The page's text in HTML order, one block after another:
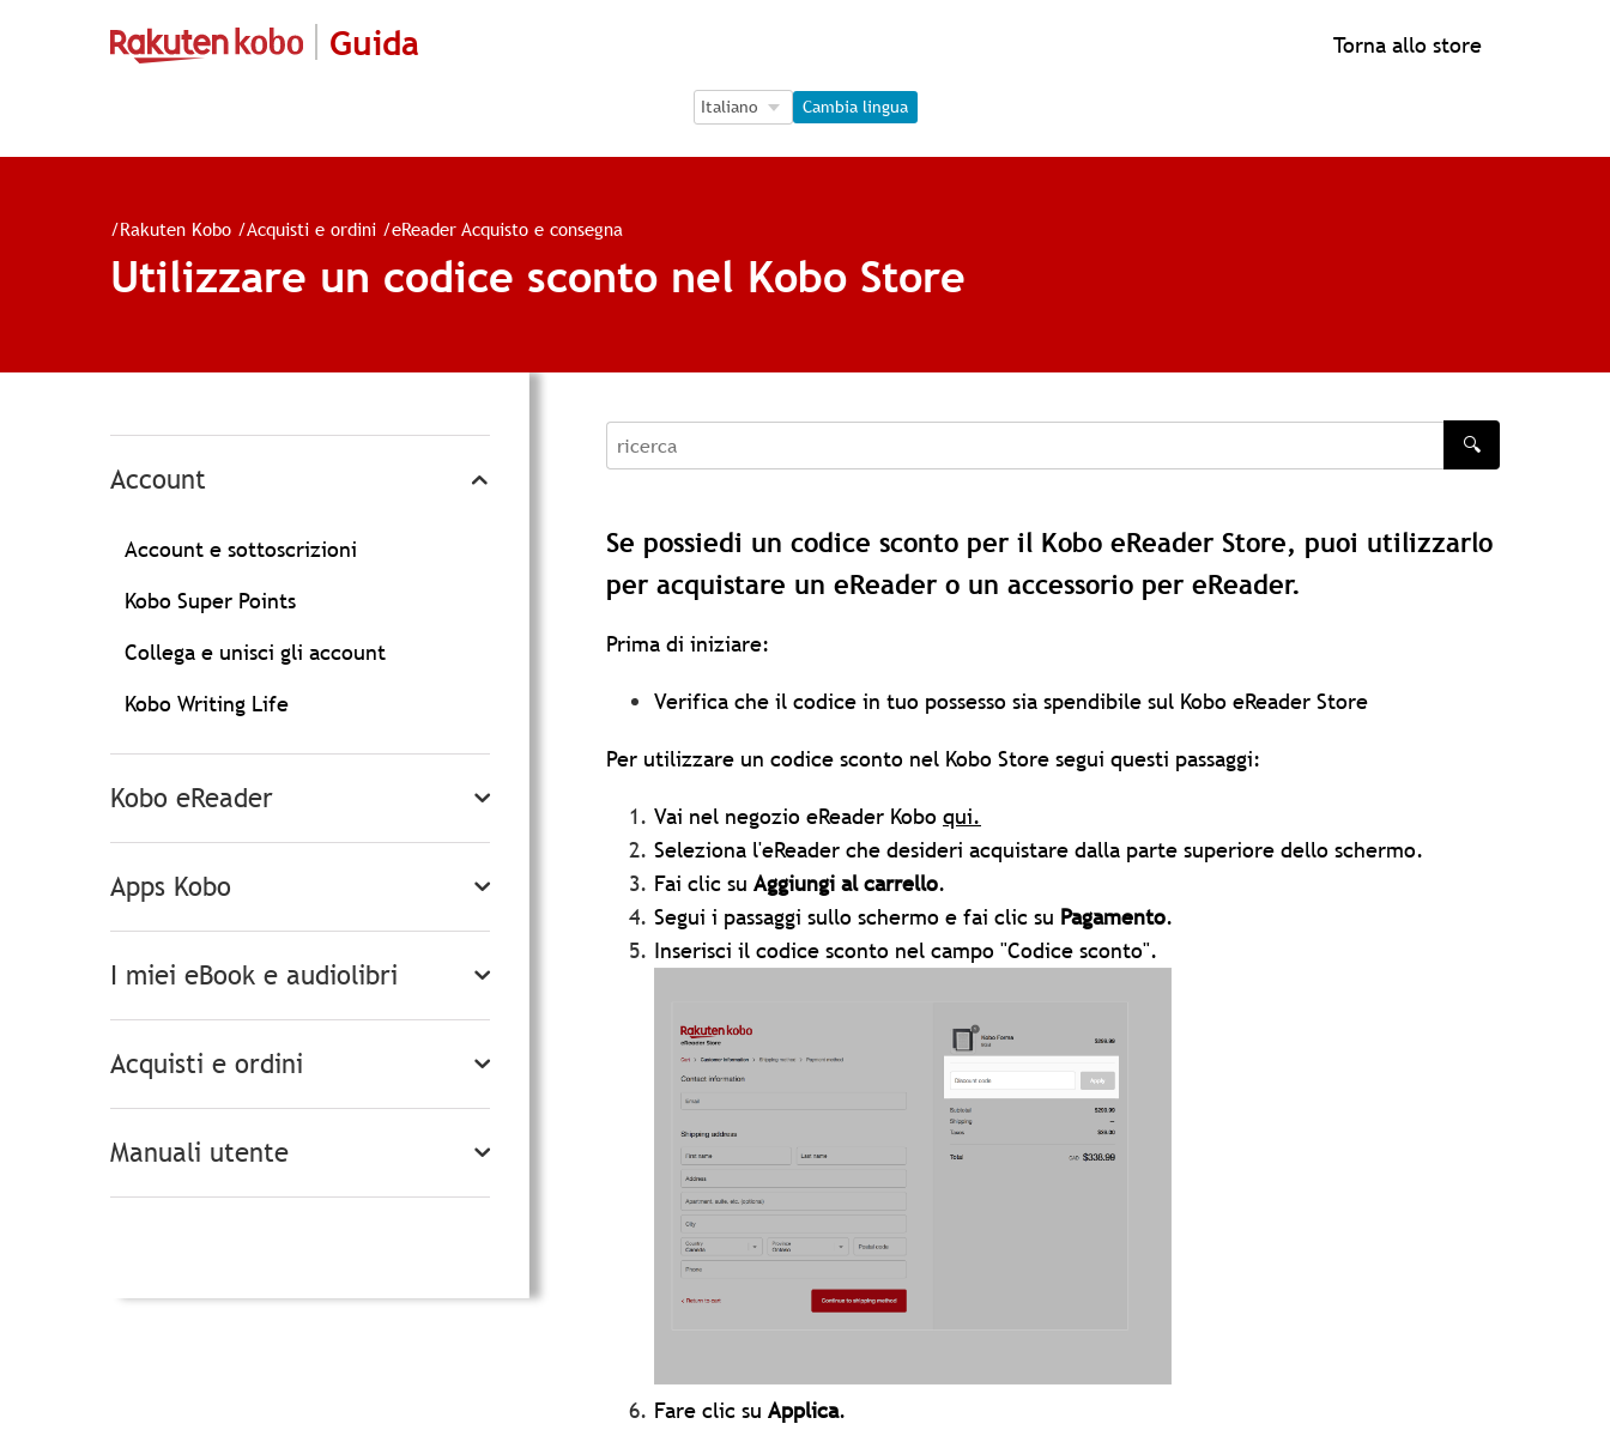
Guida Torna allo store
Language Selection
Language Selection
Cambia lingua
/Rakuten Kobo /Acquisti e ordini /eReader Acquisto e consegna
Utilizzare un codice sconto nel Kobo Store
Account
Account e sottoscrizioni
Kobo Super Points
Collega e unisci gli account
Kobo Writing Life
Kobo eReader
Apps Kobo
I miei eBook e audiolibri
Acquisti e ordini
Manuali utente
recherche
🔍
Se possiedi un codice sconto per il Kobo eReader Store, puoi utilizzarlo
per acquistare un eReader o un accessorio per eReader.
Prima di iniziare:
Verifica che il codice in tuo possesso sia spendibile sul Kobo eReader Store
Per utilizzare un codice sconto nel Kobo Store segui questi passaggi:
Vai nel negozio eReader Kobo qui.
Seleziona l'eReader che desideri acquistare dalla parte superiore dello schermo.
Fai clic su Aggiungi al carrello.
Segui i passaggi sullo schermo e fai clic su Pagamento.
Inserisci il codice sconto nel campo "Codice sconto".
Fare clic su Applica.